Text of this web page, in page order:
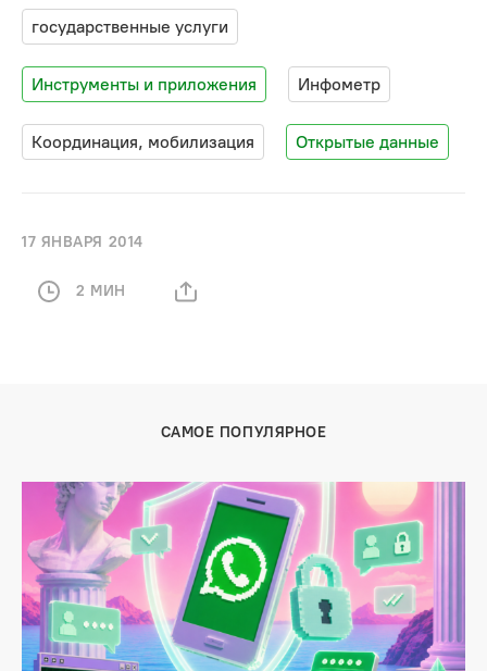
государственные услуги
Инструменты и приложения Инфометр
Координация, мобилизация Открытые данные
17 ЯНВАРЯ 2014
2 МИН
САМОЕ ПОПУЛЯРНОЕ